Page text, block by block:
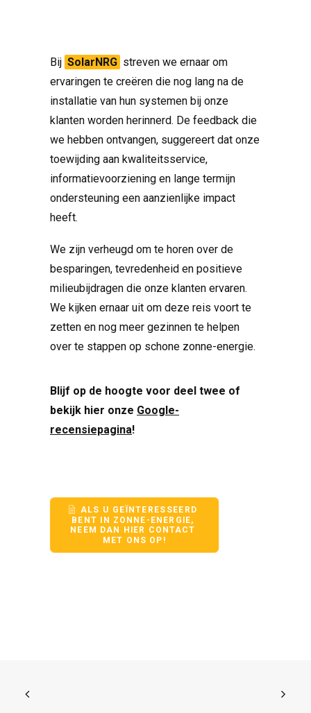
Bij SolarNRG streven we ernaar om
ervaringen te creëren die nog lang na de
installatie van hun systemen bij onze
klanten worden herinnerd. De feedback die
we hebben ontvangen, suggereert dat onze
toewijding aan kwaliteitsservice,
informatievoorziening en lange termijn
ondersteuning een aanzienlijke impact
heeft.
We zijn verheugd om te horen over de
besparingen, tevredenheid en positieve
milieubijdragen die onze klanten ervaren.
We kijken ernaar uit om deze reis voort te
zetten en nog meer gezinnen te helpen
over te stappen op schone zonne-energie.
Blijf op de hoogte voor deel twee of
bekijk hier onze Google-
recensiepagina!
ALS U GEÏNTERESSEERD
BENT IN ZONNE-ENERGIE,
NEEM DAN HIER CONTACT
MET ONS OP!